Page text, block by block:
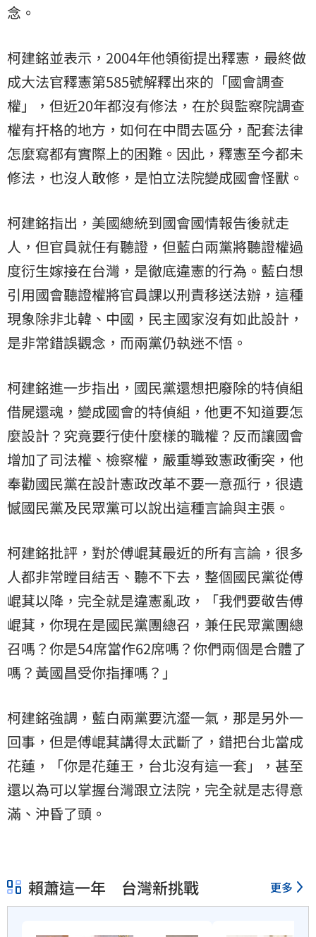
念。
柯建銘並表示，2004年他領銜提出釋憲，最終做
成大法官釋憲第585號解釋出來的「國會調查
權」，但近20年都沒有修法，在於與監察院調查
權有扞格的地方，如何在中間去區分，配套法律
怎麼寫都有實際上的困難。因此，釋憲至今都未
修法，也沒人敢修，是怕立法院變成國會怪獸。
柯建銘指出，美國總統到國會國情報告後就走
人，但官員就任有聽證，但藍白兩黨將聽證權過
度衍生嫁接在台灣，是徹底違憲的行為。藍白想
引用國會聽證權將官員課以刑責移送法辦，這種
現象除非北韓、中國，民主國家沒有如此設計，
是非常錯誤觀念，而兩黨仍執迷不悟。
柯建銘進一步指出，國民黨還想把廢除的特偵組
借屍還魂，變成國會的特偵組，他更不知道要怎
麼設計？究竟要行使什麼樣的職權？反而讓國會
增加了司法權、檢察權，嚴重導致憲政衝突，他
奉勸國民黨在設計憲政改革不要一意孤行，很遺
憾國民黨及民眾黨可以說出這種言論與主張。
柯建銘批評，對於傅崐萁最近的所有言論，很多
人都非常瞠目結舌、聽不下去，整個國民黨從傅
崐萁以降，完全就是違憲亂政，「我們要敬告傅
崐萁，你現在是國民黨團總召，兼任民眾黨團總
召嗎？你是54席當作62席嗎？你們兩個是合體了
嗎？黃國昌受你指揮嗎？」
柯建銘強調，藍白兩黨要沆瀣一氣，那是另外一
回事，但是傅崐萁講得太武斷了，錯把台北當成
花蓮，「你是花蓮王，台北沒有這一套」，甚至
還以為可以掌握台灣跟立法院，完全就是志得意
滿、沖昏了頭。
賴蕭這一年 台灣新挑戰 更多